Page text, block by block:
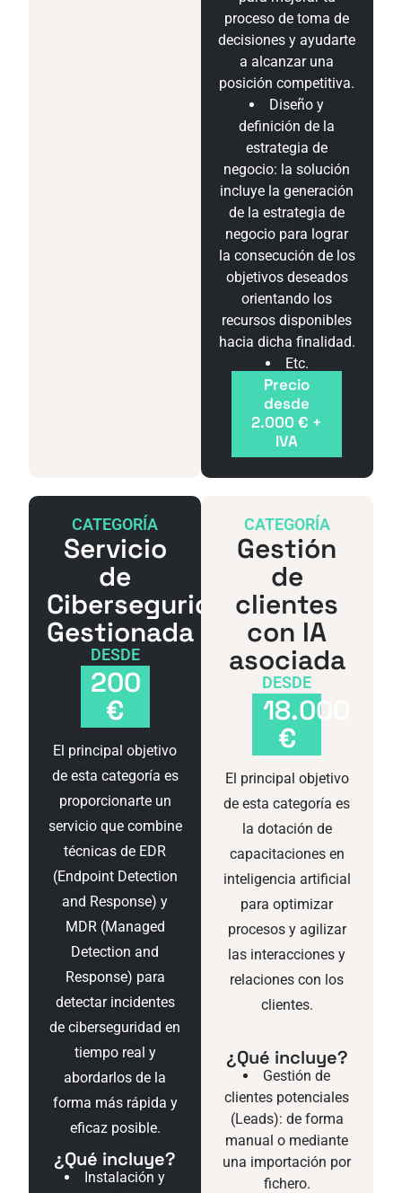
proceso de toma de
decisiones y ayudarte
a alcanzar una
posición competitiva.
Diseño y
definición de la
estrategia de
negocio: la solución
incluye la generación
de la estrategia de
negocio para lograr
la consecución de los
objetivos deseados
orientando los
recursos disponibles
hacia dicha finalidad.
Etc.
Precio
desde
2.000 € +
IVA
CATEGORÍA
Servicio
de
Ciberseguridad
Gestionada
DESDE
200
€
El principal objetivo
de esta categoría es
proporcionarte un
servicio que combine
técnicas de EDR
(Endpoint Detection
and Response) y
MDR (Managed
Detection and
Response) para
detectar incidentes
de ciberseguridad en
tiempo real y
abordarlos de la
forma más rápida y
eficaz posible.
¿Qué incluye?
Instalación y
CATEGORÍA
Gestión
de
clientes
con IA
asociada
DESDE
18.000
€
El principal objetivo
de esta categoría es
la dotación de
capacitaciones en
inteligencia artificial
para optimizar
procesos y agilizar
las interacciones y
relaciones con los
clientes.
¿Qué incluye?
Gestión de
clientes potenciales
(Leads): de forma
manual o mediante
una importación por
fichero.